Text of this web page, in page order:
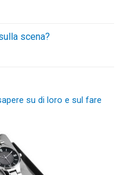
scena?
su di loro e sul fare